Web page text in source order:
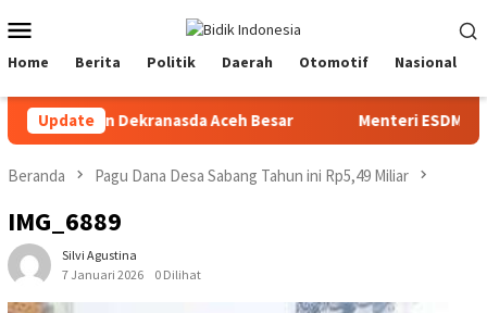
ke
kontenMobile
Home Berita Politik Daerah Otomotif Nasional
UpdateDekranasda Aceh Besar Menteri ESDM lantik
Beranda Pagu Dana Desa Sabang Tahun ini Rp5,49 Miliar
IMG_6889
Silvi Agustina
7 Januari 2026
0 Dilihat